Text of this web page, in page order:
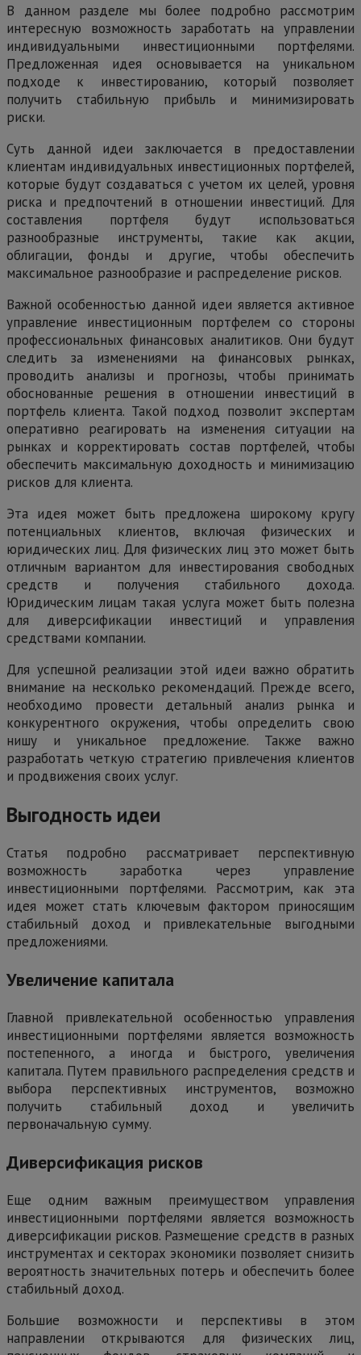
В данном разделе мы более подробно рассмотрим
интересную возможность заработать на управлении
индивидуальными инвестиционными портфелями.
Предложенная идея основывается на уникальном
подходе к инвестированию, который позволяет
получить стабильную прибыль и минимизировать
риски.
Суть данной идеи заключается в предоставлении
клиентам индивидуальных инвестиционных портфелей,
которые будут создаваться с учетом их целей, уровня
риска и предпочтений в отношении инвестиций. Для
составления портфеля будут использоваться
разнообразные инструменты, такие как акции,
облигации, фонды и другие, чтобы обеспечить
максимальное разнообразие и распределение рисков.
Важной особенностью данной идеи является активное
управление инвестиционным портфелем со стороны
профессиональных финансовых аналитиков. Они будут
следить за изменениями на финансовых рынках,
проводить анализы и прогнозы, чтобы принимать
обоснованные решения в отношении инвестиций в
портфель клиента. Такой подход позволит экспертам
оперативно реагировать на изменения ситуации на
рынках и корректировать состав портфелей, чтобы
обеспечить максимальную доходность и минимизацию
рисков для клиента.
Эта идея может быть предложена широкому кругу
потенциальных клиентов, включая физических и
юридических лиц. Для физических лиц это может быть
отличным вариантом для инвестирования свободных
средств и получения стабильного дохода.
Юридическим лицам такая услуга может быть полезна
для диверсификации инвестиций и управления
средствами компании.
Для успешной реализации этой идеи важно обратить
внимание на несколько рекомендаций. Прежде всего,
необходимо провести детальный анализ рынка и
конкурентного окружения, чтобы определить свою
нишу и уникальное предложение. Также важно
разработать четкую стратегию привлечения клиентов
и продвижения своих услуг.
Выгодность идеи
Статья подробно рассматривает перспективную
возможность заработка через управление
инвестиционными портфелями. Рассмотрим, как эта
идея может стать ключевым фактором приносящим
стабильный доход и привлекательные выгодными
предложениями.
Увеличение капитала
Главной привлекательной особенностью управления
инвестиционными портфелями является возможность
постепенного, а иногда и быстрого, увеличения
капитала. Путем правильного распределения средств и
выбора перспективных инструментов, возможно
получить стабильный доход и увеличить
первоначальную сумму.
Диверсификация рисков
Еще одним важным преимуществом управления
инвестиционными портфелями является возможность
диверсификации рисков. Размещение средств в разных
инструментах и секторах экономики позволяет снизить
вероятность значительных потерь и обеспечить более
стабильный доход.
Большие возможности и перспективы в этом
направлении открываются для физических лиц,